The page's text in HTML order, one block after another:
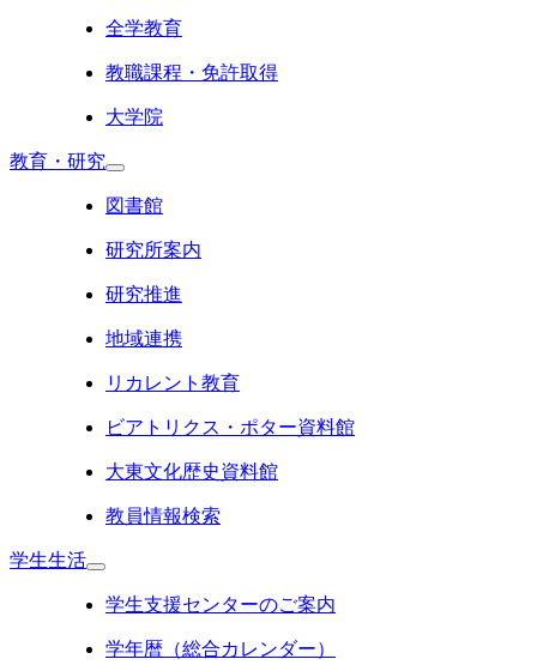
全学教育
教職課程・免許取得
大学院
教育・研究
図書館
研究所案内
研究推進
地域連携
リカレント教育
ビアトリクス・ポター資料館
大東文化歴史資料館
教員情報検索
学生生活
学生支援センターのご案内
学年暦（総合カレンダー）